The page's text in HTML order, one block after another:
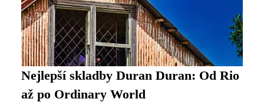
Nejlepší skladby Duran Duran: Od Rio
až po Ordinary World